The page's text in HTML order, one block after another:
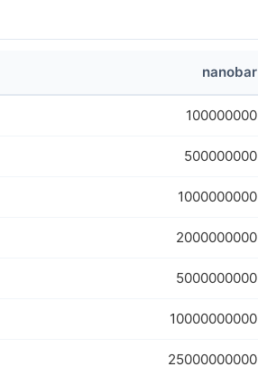
nanobar
100000000
500000000
1000000000
2000000000
5000000000
10000000000
25000000000